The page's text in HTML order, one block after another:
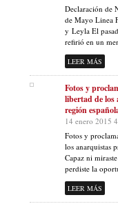
Declaración de
de Mayo Linea
y Leyla El
refirió en un
LEER MÁS
Fotos y
libertad de los
región
14 enero 2015
Fotos y
los anarquistas
Capaz ni
perdiste la
LEER MÁS